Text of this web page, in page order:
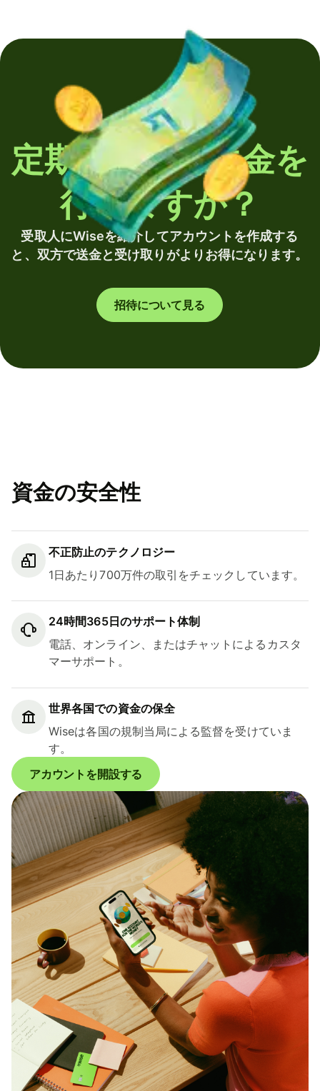
定期的に海外送金を
行いますか？
受取人にWiseを紹介してアカウントを作成する
と、双方で送金と受け取りがよりお得になります。
招待について見る
資金の安全性
不正防止のテクノロジー
1日あたり700万件の取引をチェックしています。
24時間365日のサポート体制
電話、オンライン、またはチャットによるカスタ
マーサポート。
世界各国での資金の保全
Wiseは各国の規制当局による監督を受けていま
す。
アカウントを開設する